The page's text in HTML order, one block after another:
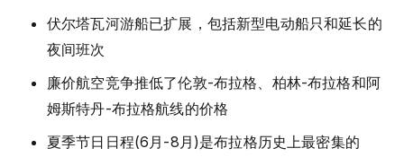
伏尔塔瓦河游船已扩展，包括新型电动船只和延长的
夜间班次
廉价航空竞争推低了伦敦-布拉格、柏林-布拉格和阿
姆斯特丹-布拉格航线的价格
夏季节日日程(6月-8月)是布拉格历史上最密集的